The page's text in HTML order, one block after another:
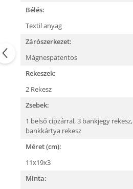
Bélés:
Textil anyag
Zárószerkezet:
Mágnespatentos
Rekeszek:
2 Rekesz
Zsebek:
1 belső cipzárral,3 bankjegy rekesz,
bankkártya rekesz
Méret (cm):
11x19x3
Minta: